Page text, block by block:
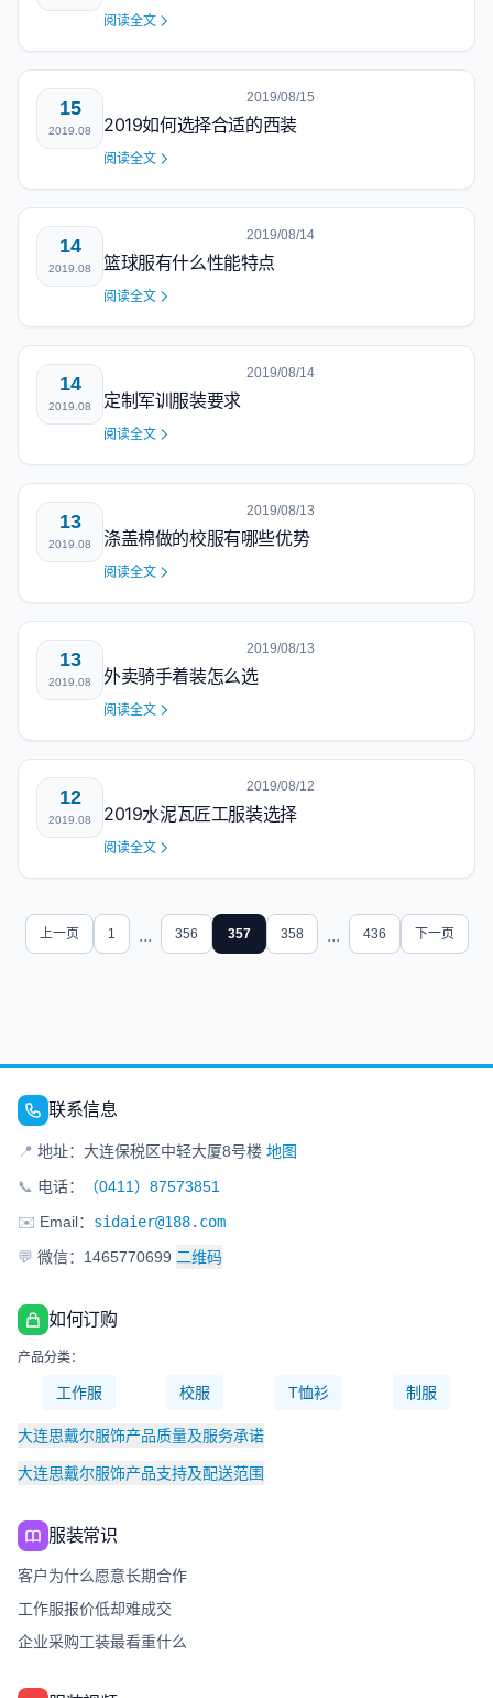
阅读全文
15
2019.08
2019/08/15
2019如何选择合适的西装
阅读全文
14
2019.08
2019/08/14
篮球服有什么性能特点
阅读全文
14
2019.08
2019/08/14
定制军训服装要求
阅读全文
13
2019.08
2019/08/13
涤盖棉做的校服有哪些优势
阅读全文
13
2019.08
2019/08/13
外卖骑手着装怎么选
阅读全文
12
2019.08
2019/08/12
2019水泥瓦匠工服装选择
阅读全文
上一页 1 ... 356 357 358 ... 436 下一页
联系信息
📍 地址：大连保税区中轻大厦8号楼 地图
📞 电话：
（0411）87573851
✉️ Email： sidaier@188.com
💬 微信：1465770699 二维码
如何订购
产品分类：
工作服 校服 T恤衫 制服
大连思戴尔服饰产品质量及服务承诺
大连思戴尔服饰产品支持及配送范围
服装常识
客户为什么愿意长期合作
工作服报价低却难成交
企业采购工装最看重什么